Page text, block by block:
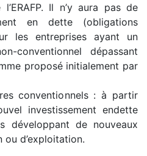
l’ERAFP. Il n’y aura pas de
en dette (obligations
les entreprises ayant un
conventionnel dépassant
proposé initialement par
conventionnels : à partir
investissement endette
développant de nouveaux
ou d’exploitation.